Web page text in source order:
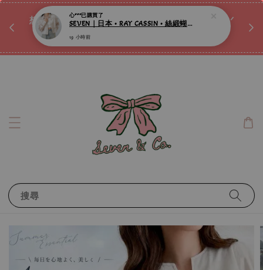
想訂製屬於自己的『水晶手鍊』嗎ꕀ♡ 私訊我們.ᐟ.ᐟ
📣Instagram 這邊按下去
搜尋